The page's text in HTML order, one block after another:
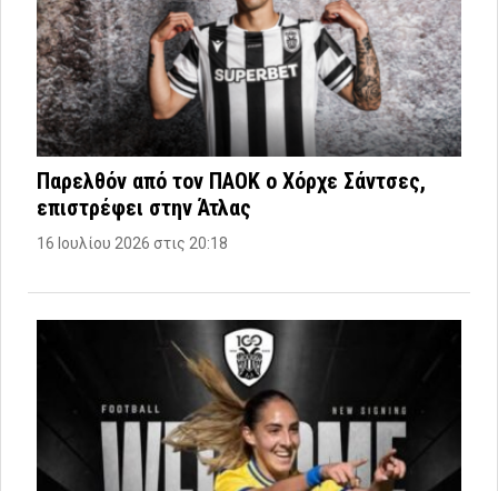
Παρελθόν από τον ΠΑΟΚ ο Χόρχε Σάντσες,
επιστρέφει στην Άτλας
16 Ιουλίου 2026 στις 20:18